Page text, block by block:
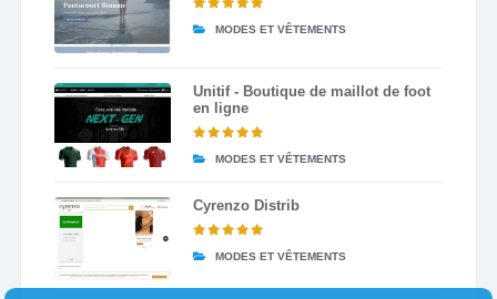
MODES ET VÊTEMENTS
Unitif - Boutique de maillot de foot
en ligne
MODES ET VÊTEMENTS
Cyrenzo Distrib
MODES ET VÊTEMENTS